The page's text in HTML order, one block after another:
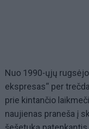
Nuo 1990-ųjų
ekspresas“ per
prie kintančio
naujienas praneša į